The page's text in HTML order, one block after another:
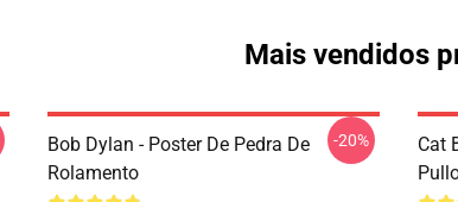
Mais vendidos
Bob Dylan - Poster De Pedra De
Rolamento
-20%
Cat